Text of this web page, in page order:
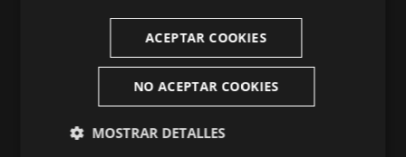
La edición de Pascua clausurará su
por generaciones pero unidos por una misma
ACEPTAR COOKIES
NO ACEPTAR COOKIES
MOSTRAR DETALLES